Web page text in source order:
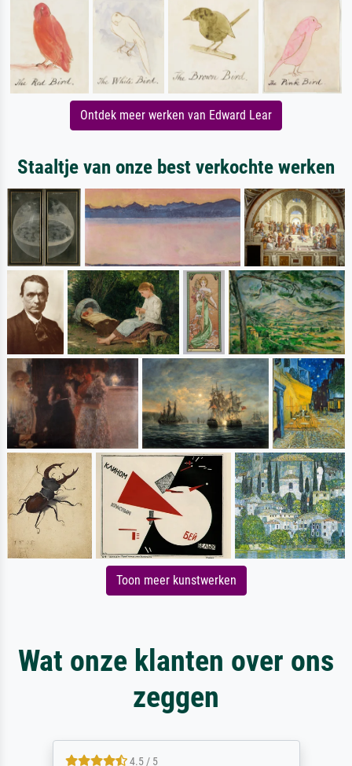
Ontdek meer werken van Edward Lear
Staaltje van onze best verkochte werken
Toon meer kunstwerken
Wat onze klanten over ons
zeggen
4.5 / 5